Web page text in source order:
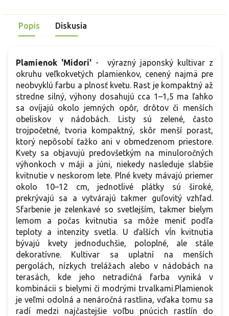
Popis Diskusia
Plamienok 'Midori' - výrazný japonský kultivar z
okruhu veľkokvetých plamienkov, cenený najmä pre
neobvyklú farbu a plnosť kvetu. Rast je kompaktný až
stredne silný, výhony dosahujú cca 1–1,5 ma ľahko
sa ovíjajú okolo jemných opôr, drôtov či menších
obeliskov v nádobách. Listy sú zelené, často
trojpočetné, tvoria kompaktný, skôr menší porast,
ktorý nepôsobí ťažko ani v obmedzenom priestore.
Kvety sa objavujú predovšetkým na minuloročných
výhonkoch v máji a júni, niekedy nasleduje slabšie
kvitnutie v neskorom lete. Plné kvety mávajú priemer
okolo 10–12 cm, jednotlivé plátky sú široké,
prekrývajú sa a vytvárajú takmer guľovitý vzhľad.
Sfarbenie je zelenkavé so svetlejším, takmer bielym
lemom a počas kvitnutia sa môže meniť podľa
teploty a intenzity svetla. U ďalších vĺn kvitnutia
bývajú kvety jednoduchšie, poloplné, ale stále
dekoratívne. Kultivar sa uplatní na menších
pergolách, nízkych trelážach alebo v nádobách na
terasách, kde jeho netradičná farba vyniká v
kombinácii s bielymi či modrými trvalkami.Plamienok
je veľmi odolná a nenáročná rastlina, vďaka tomu sa
radí medzi najčastejšie voľbu pnúcich rastlín do